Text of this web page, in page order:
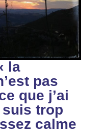
la
pas
que j’ai
suis trop
calme